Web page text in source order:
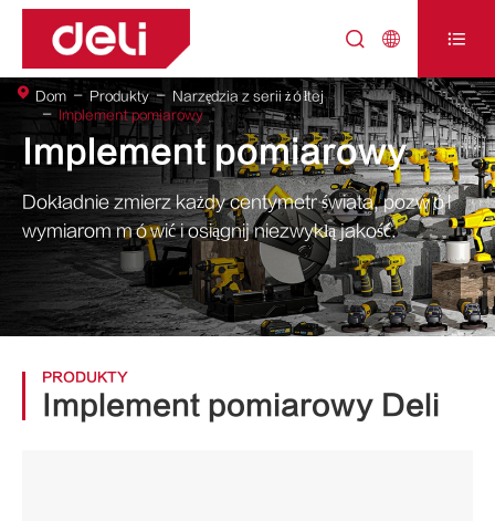
  
Implement pomiarowy
Dokładnie zmierz każdy centymetr świata, pozwól
wymiarom mówić i osiągnij niezwykłą jakość.
Dom Produkty
Narzędzia z serii żółtej
Implement pomiarowy
PRODUKTY
Implement pomiarowy Deli